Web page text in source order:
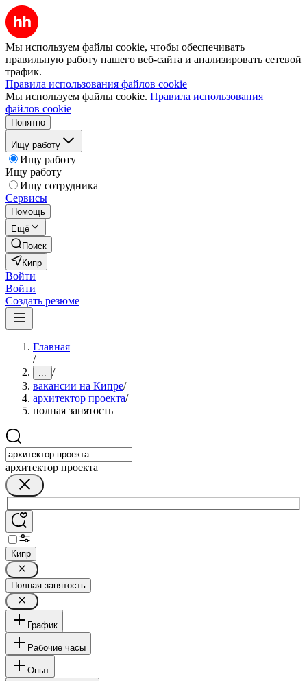
Мы используем файлы cookie, чтобы обеспечивать
правильную работу нашего веб-сайта и анализировать сетевой
трафик.
Правила использования файлов cookie
Мы используем файлы cookie. Правила использования
файлов cookie
Понятно
Ищу работу
Ищу работу
Ищу работу
Ищу сотрудника
Сервисы
Помощь
Ещё
Поиск
Кипр
Войти
Войти
Создать резюме
Главная
/
... /
вакансии на Кипре/
архитектор проекта/
полная занятость
архитектор проекта
Кипр
Полная занятость
График
Рабочие часы
Опыт